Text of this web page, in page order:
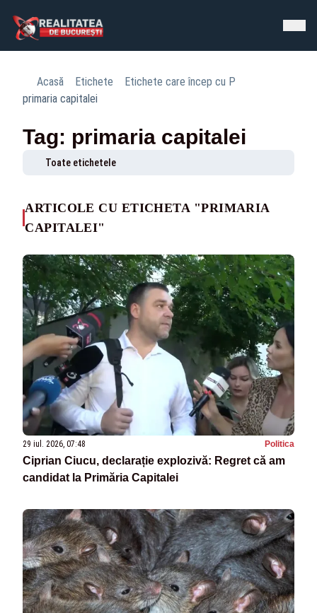
Acasă Etichete
Etichete care încep cu P
primaria capitalei
Tag: primaria capitalei
Toate etichetele
ARTICOLE CU ETICHETA "PRIMARIA
CAPITALEI"
29 iul. 2026, 07:48 Politica
Ciprian Ciucu, declarație explozivă: Regret că am
candidat la Primăria Capitalei